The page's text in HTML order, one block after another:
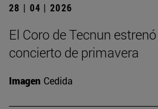
28 | 04 | 2026
El Coro de Tecnun
concierto de primavera
Imagen Cedida